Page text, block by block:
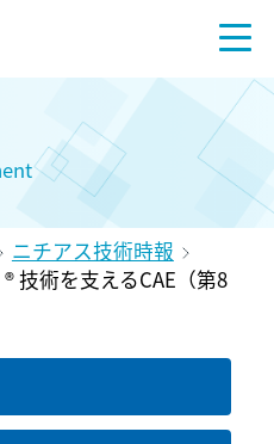
ニチアス技術時報
技術を支えるCAE（第8